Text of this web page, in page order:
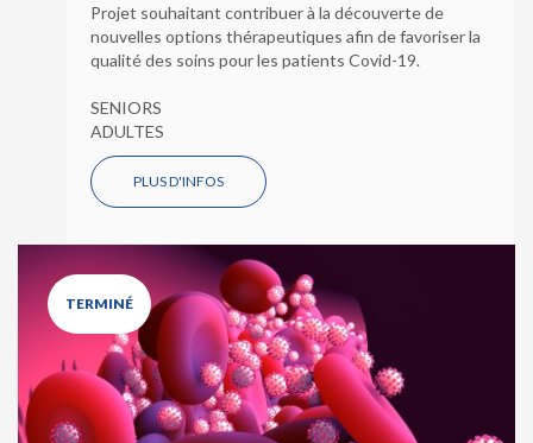
Projet souhaitant contribuer à la découverte de
nouvelles options thérapeutiques afin de favoriser la
qualité des soins pour les patients Covid-19.
SENIORS
ADULTES
PLUS D'INFOS
TERMINÉ